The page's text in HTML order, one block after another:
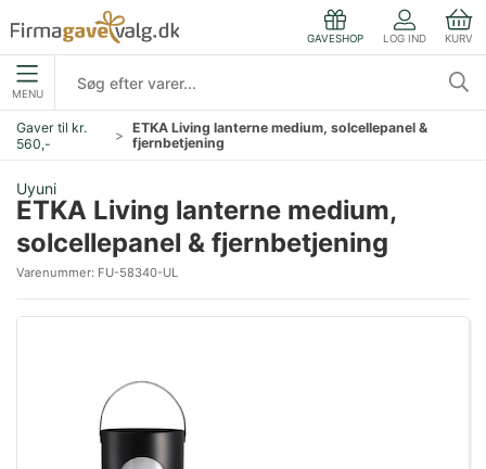
GAVESHOP LOG IND KURV
MENU
Gaver til kr.
560,-
ETKA Living lanterne medium, solcellepanel &
fjernbetjening
Uyuni
ETKA Living lanterne medium,
solcellepanel & fjernbetjening
Varenummer: FU-58340-UL